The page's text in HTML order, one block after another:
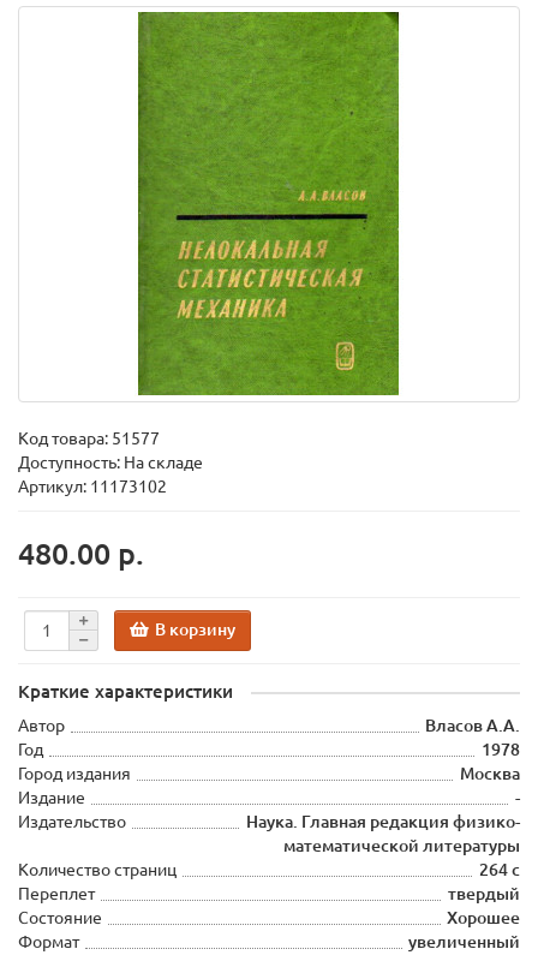
Код товара: 51577
Доступность: На складе
Артикул: 11173102
480.00 р.
В корзину
Краткие характеристики
Автор
Власов А.А.
Год
1978
Город издания
Москва
Издание
-
Издательство
Наука. Главная редакция физико-
математической литературы
Количество страниц
264 с
Переплет
твердый
Состояние
Хорошее
Формат
увеличенный